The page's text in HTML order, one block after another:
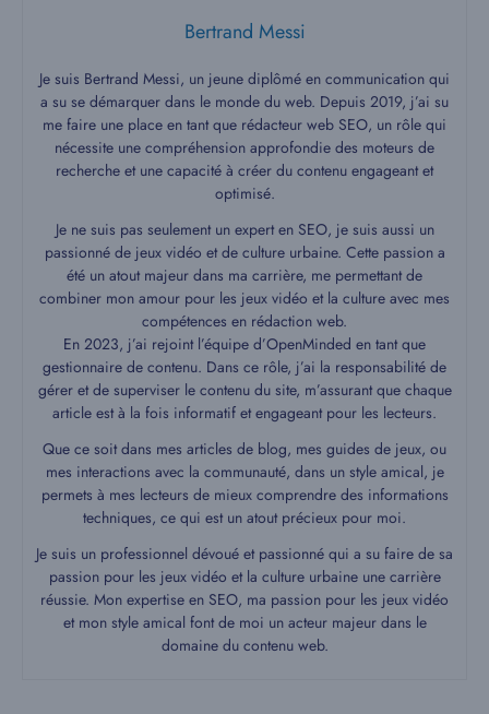
Bertrand Messi
Je suis Bertrand Messi, un jeune diplômé en communication qui
a su se démarquer dans le monde du web. Depuis 2019, j’ai su
me faire une place en tant que rédacteur web SEO, un rôle qui
nécessite une compréhension approfondie des moteurs de
recherche et une capacité à créer du contenu engageant et
optimisé.
Je ne suis pas seulement un expert en SEO, je suis aussi un
passionné de jeux vidéo et de culture urbaine. Cette passion a
été un atout majeur dans ma carrière, me permettant de
combiner mon amour pour les jeux vidéo et la culture avec mes
compétences en rédaction web.
En 2023, j’ai rejoint l’équipe d’OpenMinded en tant que
gestionnaire de contenu. Dans ce rôle, j’ai la responsabilité de
gérer et de superviser le contenu du site, m’assurant que chaque
article est à la fois informatif et engageant pour les lecteurs.
Que ce soit dans mes articles de blog, mes guides de jeux, ou
mes interactions avec la communauté, dans un style amical, je
permets à mes lecteurs de mieux comprendre des informations
techniques, ce qui est un atout précieux pour moi.
Je suis un professionnel dévoué et passionné qui a su faire de sa
passion pour les jeux vidéo et la culture urbaine une carrière
réussie. Mon expertise en SEO, ma passion pour les jeux vidéo
et mon style amical font de moi un acteur majeur dans le
domaine du contenu web.